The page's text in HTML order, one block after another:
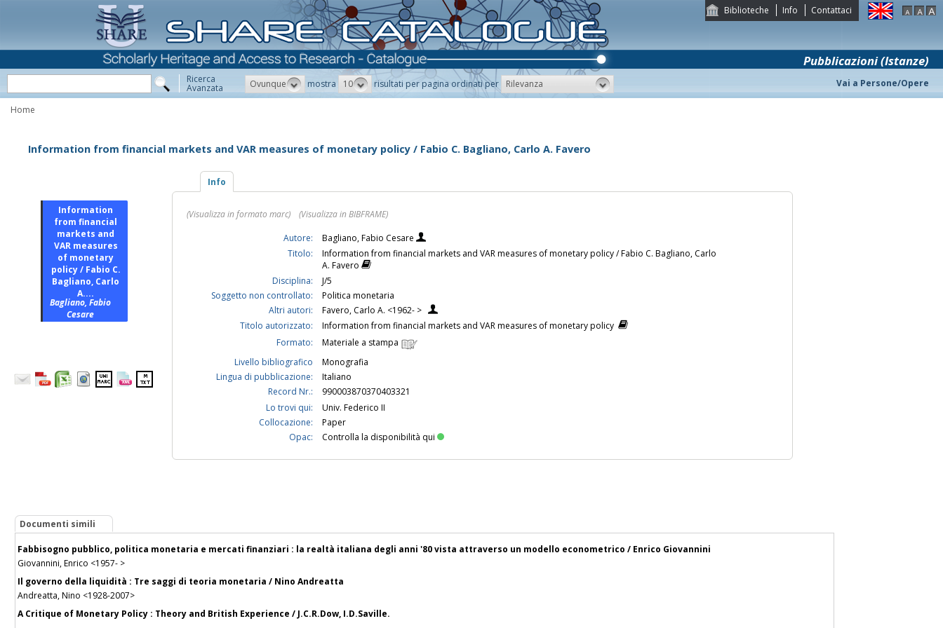
Biblioteche Info Contattaci
Pubblicazioni (Istanze)
Ricerca
Avanzata Ovunque mostra 10 risultati per pagina ordinati per Rilevanza Vai a Persone/Opere
Home
Information from financial markets and VAR measures of monetary policy / Fabio C. Bagliano, Carlo A. Favero
Information
from financial
markets and
VAR measures
of monetary
policy / Fabio C.
Bagliano, Carlo
A....
Bagliano, Fabio
Cesare
Info
(Visualizza in formato marc)
(Visualizza in BIBFRAME)
Autore:
Bagliano, Fabio Cesare
Titolo:
Information from financial markets and VAR measures of monetary policy / Fabio C. Bagliano, Carlo
A. Favero
Disciplina:
J/5
Soggetto non controllato:
Politica monetaria
Altri autori:
Favero, Carlo A. <1962- >
Titolo autorizzato:
Information from financial markets and VAR measures of monetary policy
Formato:
Materiale a stampa
Livello bibliografico
Monografia
Lingua di pubblicazione:
Italiano
Record Nr.:
990003870370403321
Lo trovi qui:
Univ. Federico II
Collocazione:
Paper
Opac:
Controlla la disponibilità qui
Documenti simili
Fabbisogno pubblico, politica monetaria e mercati finanziari : la realtà italiana degli anni '80 vista attraverso un modello econometrico / Enrico Giovannini
Giovannini, Enrico <1957- >
Il governo della liquidità : Tre saggi di teoria monetaria / Nino Andreatta
Andreatta, Nino <1928-2007>
A Critique of Monetary Policy : Theory and British Experience / J.C.R.Dow, I.D.Saville.